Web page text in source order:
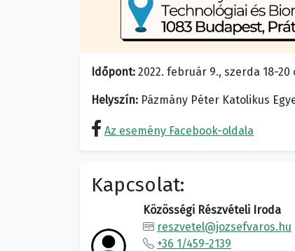
Időpont: 2022. február 9., szerda 18-20
Helyszín: Pázmány Péter Katolikus
Az esemény Facebook-oldala
Kapcsolat:
Közösségi Részvételi Iroda
reszvetel@jozsefvaros.hu
+36 1/459-2139